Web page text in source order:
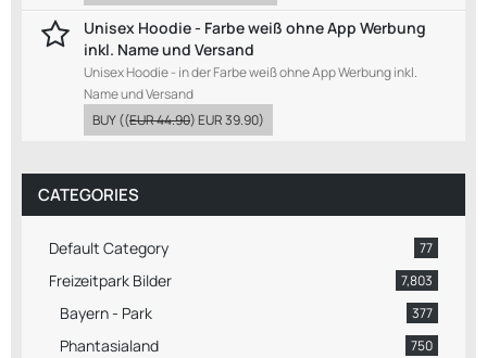
Unisex Hoodie - Farbe weiß ohne App Werbung
inkl. Name und Versand
Unisex Hoodie - in der Farbe weiß ohne App Werbung inkl.
Name und Versand
BUY((EUR 44.90)EUR 39.90)
CATEGORIES
Default Category 77
Freizeitpark Bilder 7,803
Bayern - Park 377
Phantasialand 750